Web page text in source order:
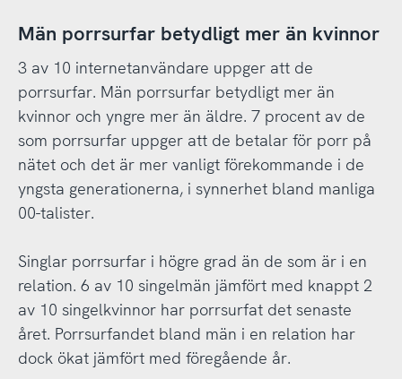
Män porrsurfar betydligt mer än kvinnor
3 av 10 internetanvändare uppger att de
porrsurfar. Män porrsurfar betydligt mer än
kvinnor och yngre mer än äldre. 7 procent av de
som porrsurfar uppger att de betalar för porr på
nätet och det är mer vanligt förekommande i de
yngsta generationerna, i synnerhet bland manliga
00-talister.
Singlar porrsurfar i högre grad än de som är i en
relation. 6 av 10 singelmän jämfört med knappt 2
av 10 singelkvinnor har porrsurfat det senaste
året. Porrsurfandet bland män i en relation har
dock ökat jämfört med föregående år.